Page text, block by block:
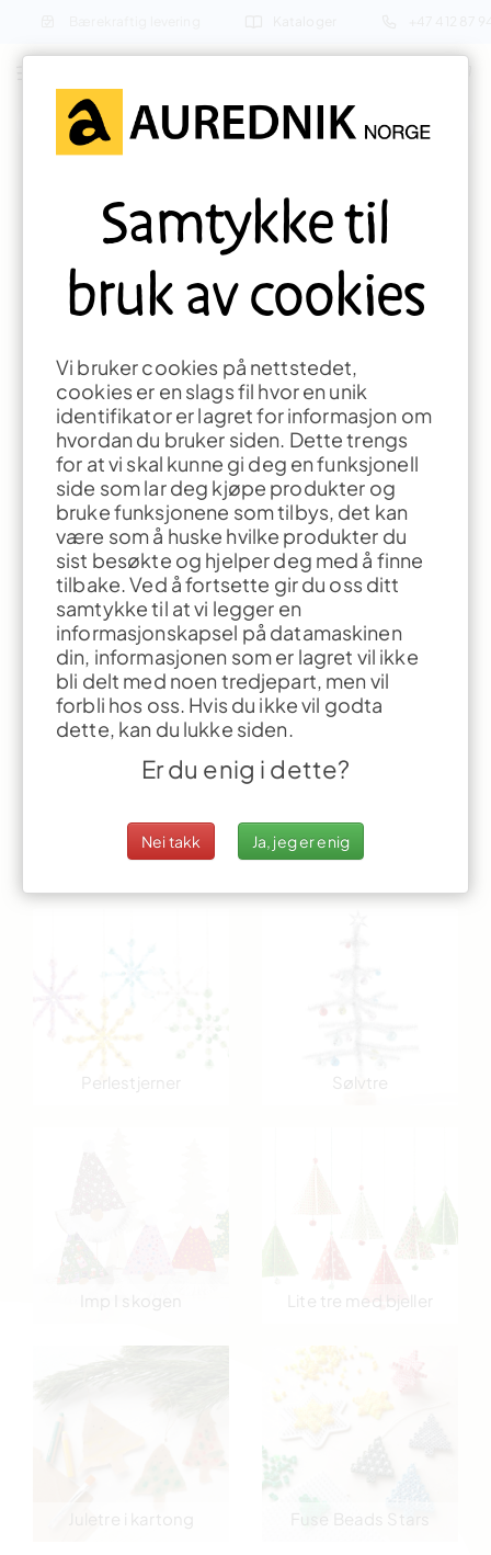
Samtykke til
bruk av cookies
Vi bruker cookies på nettstedet,
cookies er en slags fil hvor en unik
identifikator er lagret for informasjon om
hvordan du bruker siden. Dette trengs
for at vi skal kunne gi deg en funksjonell
side som lar deg kjøpe produkter og
bruke funksjonene som tilbys, det kan
være som å huske hvilke produkter du
sist besøkte og hjelper deg med å finne
tilbake. Ved å fortsette gir du oss ditt
samtykke til at vi legger en
informasjonskapsel på datamaskinen
din, informasjonen som er lagret vil ikke
bli delt med noen tredjepart, men vil
forbli hos oss. Hvis du ikke vil godta
dette, kan du lukke siden.
Er du enig i dette?
Nei takk Ja, jeg er enig
Søk etter produkter eller inspirasjon
Formingsaktiviteter
Julenissehus
Den Fortryllende
Skogen
Vinterklype
adventskalender
Snømann Pepperkakemann
Perlestjerner Sølvtre
Imp I skogen Lite tre med bjeller
Juletre i kartong Fuse Beads Stars